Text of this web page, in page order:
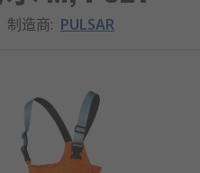
制造商: PULSAR